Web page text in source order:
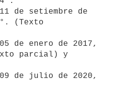
(Texto
parcial) y